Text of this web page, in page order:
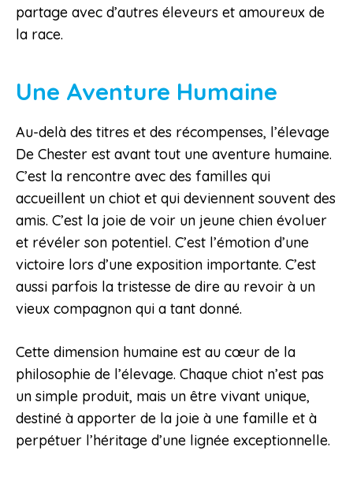
partage avec d’autres éleveurs et amoureux de
la race.
Une Aventure Humaine
Au-delà des titres et des récompenses, l’élevage
De Chester est avant tout une aventure humaine.
C’est la rencontre avec des familles qui
accueillent un chiot et qui deviennent souvent des
amis. C’est la joie de voir un jeune chien évoluer
et révéler son potentiel. C’est l’émotion d’une
victoire lors d’une exposition importante. C’est
aussi parfois la tristesse de dire au revoir à un
vieux compagnon qui a tant donné.
Cette dimension humaine est au cœur de la
philosophie de l’élevage. Chaque chiot n’est pas
un simple produit, mais un être vivant unique,
destiné à apporter de la joie à une famille et à
perpétuer l’héritage d’une lignée exceptionnelle.